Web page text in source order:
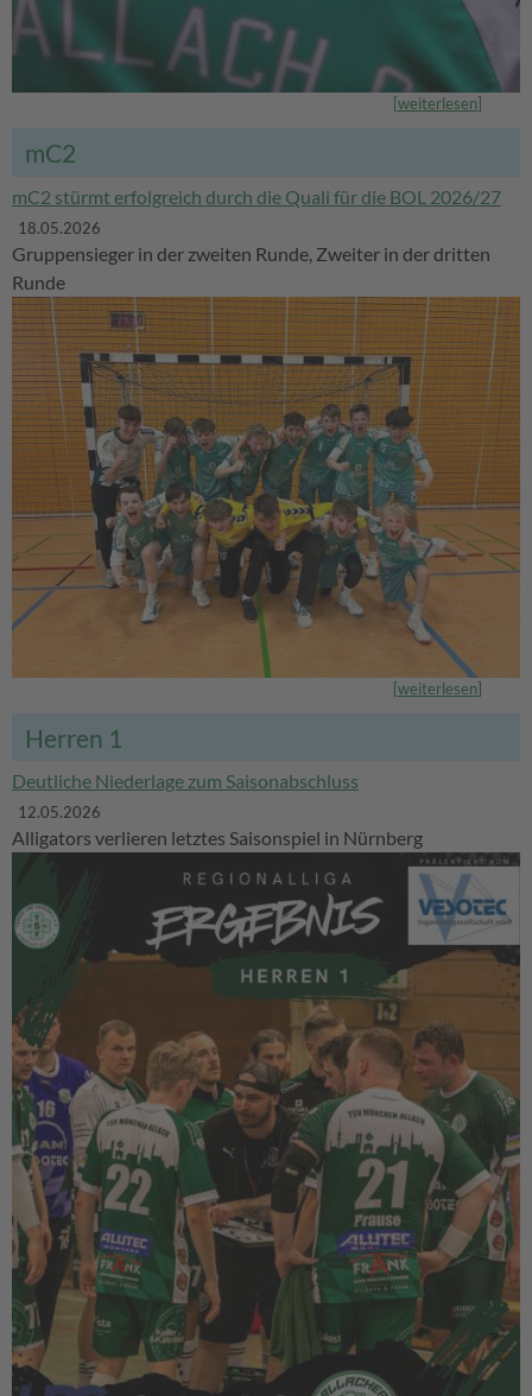
[weiterlesen]
mC2
mC2 stürmt erfolgreich durch die Quali für die BOL 2026/27
18.05.2026
Gruppensieger in der zweiten Runde, Zweiter in der dritten
Runde
[weiterlesen]
Herren 1
Deutliche Niederlage zum Saisonabschluss
12.05.2026
Alligators verlieren letztes Saisonspiel in Nürnberg